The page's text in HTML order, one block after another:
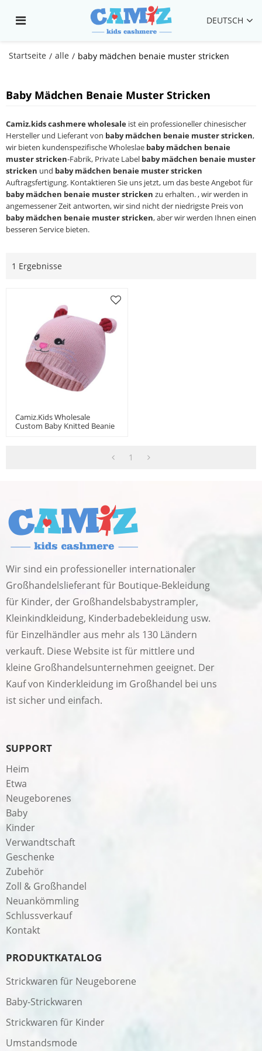
DEUTSCH
Startseite / alle / baby mädchen benaie muster stricken
Baby Mädchen Benaie Muster Stricken
Camiz.kids cashmere wholesale ist ein professioneller chinesischer
Hersteller und Lieferant von baby mädchen benaie muster stricken,
wir bieten kundenspezifische Wholeslae baby mädchen benaie
muster stricken-Fabrik, Private Label baby mädchen benaie muster
stricken und baby mädchen benaie muster stricken
Auftragsfertigung. Kontaktieren Sie uns jetzt, um das beste Angebot für
baby mädchen benaie muster stricken zu erhalten. , wir werden in
angemessener Zeit antworten, wir sind nicht der niedrigste Preis von
baby mädchen benaie muster stricken, aber wir werden Ihnen einen
besseren Service bieten.
1 Ergebnisse
Camiz.kids Wholesale
Custom Baby Knitted Beanie
1
Wir sind ein professioneller internationaler
Großhandelslieferant für Boutique-Bekleidung
für Kinder, der Großhandelsbabystrampler,
Kleinkindkleidung, Kinderbadebekleidung usw.
für Einzelhändler aus mehr als 130 Ländern
verkauft. Diese Website ist für mittlere und
kleine Großhandelsunternehmen geeignet. Der
Kauf von Kinderkleidung im Großhandel bei uns
ist sicher und einfach.
SUPPORT
Heim
Etwa
Neugeborenes
Baby
Kinder
Verwandtschaft
Geschenke
Zubehör
Zoll & Großhandel
Neuankömmling
Schlussverkauf
Kontakt
PRODUKTKATALOG
Strickwaren für Neugeborene
Baby-Strickwaren
Strickwaren für Kinder
Umstandsmode